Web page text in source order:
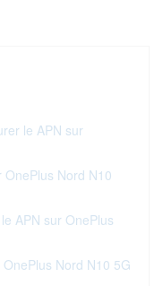
le APN sur
Nord N10
APN sur OnePlus
Nord N10 5G